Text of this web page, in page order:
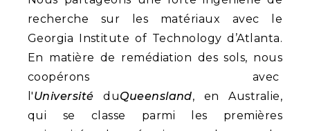
recherche sur les matériaux avec le
Georgia Institute of Technology d’Atlanta.
En matière de remédiation des sols, nous
coopérons avec
l'Université duQueensland, en Australie,
qui se classe parmi les premières